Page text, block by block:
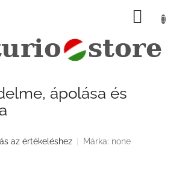
KOSÁR
ápolása és
az értékeléshez Márka: none